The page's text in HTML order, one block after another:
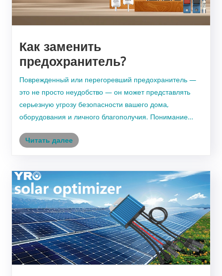
Как заменить
предохранитель?
Поврежденный или перегоревший предохранитель —
это не просто неудобство — он может представлять
серьезную угрозу безопасности вашего дома,
оборудования и личного благополучия. Понимание
предохранителей.
Читать далее